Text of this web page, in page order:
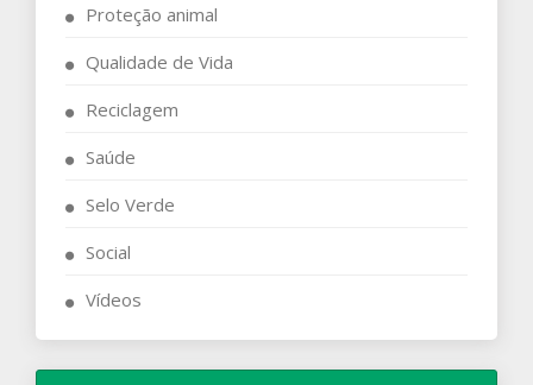
Proteção animal
Qualidade de Vida
Reciclagem
Saúde
Selo Verde
Social
Vídeos